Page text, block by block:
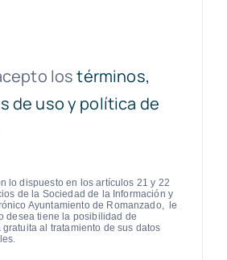
lostérminos,
de uso y política de
lo dispuesto en los artículos 21 y 22
de la Sociedad de la Información y
Ayuntamiento de Romanzado, le
desea tiene la posibilidad de
al tratamiento de sus datos